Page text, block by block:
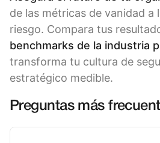
de las métricas de vanidad a
riesgo. Compara tus
benchmarks de la industria
transforma tu cultura de
estratégico medible.
Preguntas más